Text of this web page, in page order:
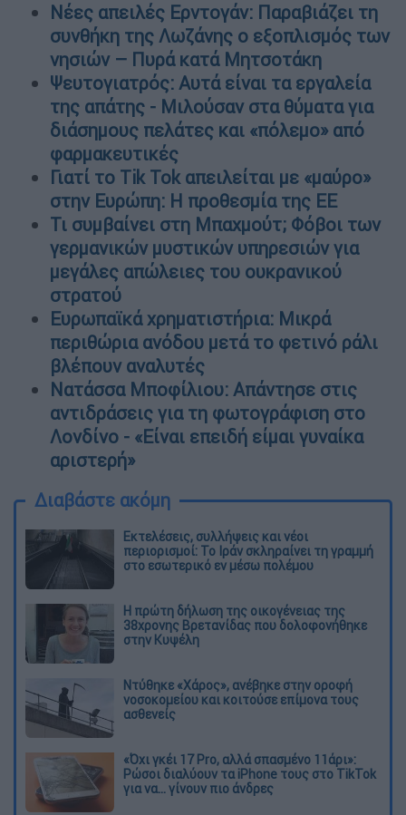
Νέες απειλές Ερντογάν: Παραβιάζει τη
συνθήκη της Λωζάνης ο εξοπλισμός των
νησιών – Πυρά κατά Μητσοτάκη
Ψευτογιατρός: Αυτά είναι τα εργαλεία
της απάτης - Μιλούσαν στα θύματα για
διάσημους πελάτες και «πόλεμο» από
φαρμακευτικές
Γιατί το Tik Tok απειλείται με «μαύρο»
στην Ευρώπη: Η προθεσμία της ΕΕ
Τι συμβαίνει στη Μπαχμούτ; Φόβοι των
γερμανικών μυστικών υπηρεσιών για
μεγάλες απώλειες του ουκρανικού
στρατού
Ευρωπαϊκά χρηματιστήρια: Μικρά
περιθώρια ανόδου μετά το φετινό ράλι
βλέπουν αναλυτές
Νατάσσα Μποφίλιου: Απάντησε στις
αντιδράσεις για τη φωτογράφιση στο
Λονδίνο - «Είναι επειδή είμαι γυναίκα
αριστερή»
Διαβάστε ακόμη
Εκτελέσεις, συλλήψεις και νέοι
περιορισμοί: Το Ιράν σκληραίνει τη γραμμή
στο εσωτερικό εν μέσω πολέμου
Η πρώτη δήλωση της οικογένειας της
38χρονης Βρετανίδας που δολοφονήθηκε
στην Κυψέλη
Ντύθηκε «Χάρος», ανέβηκε στην οροφή
νοσοκομείου και κοιτούσε επίμονα τους
ασθενείς
«Όχι γκέι 17 Pro, αλλά σπασμένο 11άρι»:
Ρώσοι διαλύουν τα iPhone τους στο TikTok
για να... γίνουν πιο άνδρες